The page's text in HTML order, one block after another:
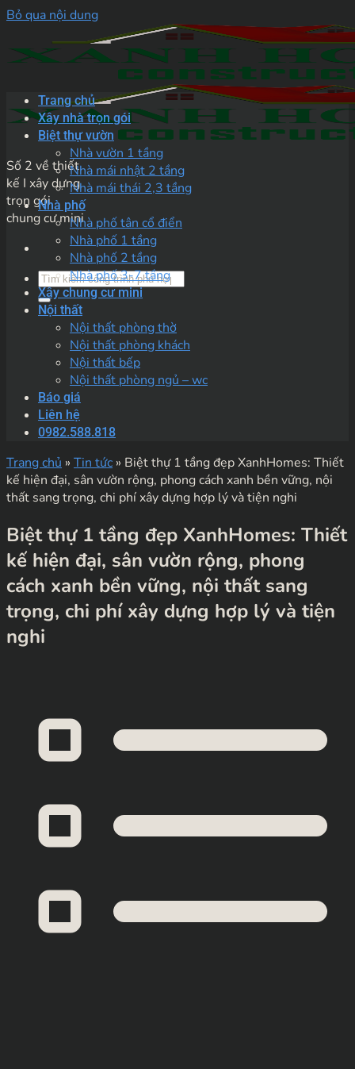
Bỏ qua nội dung
Số 2 về thiết
kế I xây dựng
trọn gói
chung cư mini
Trang chủ
Xây nhà trọn gói
Biệt thự vườn
Nhà vườn 1 tầng
Nhà mái nhật 2 tầng
Nhà mái thái 2,3 tầng
Nhà phố
Nhà phố tân cổ điển
Nhà phố 1 tầng
Nhà phố 2 tầng
Nhà phố 3-7 tầng
Xây chung cư mini
Nội thất
Nội thất phòng thờ
Nội thất phòng khách
Nội thất bếp
Nội thất phòng ngủ – wc
Báo giá
Liên hệ
0982.588.818
Trang chủ » Tin tức » Biệt thự 1 tầng đẹp XanhHomes: Thiết
kế hiện đại, sân vườn rộng, phong cách xanh bền vững, nội
thất sang trọng, chi phí xây dựng hợp lý và tiện nghi
Biệt thự 1 tầng đẹp XanhHomes: Thiết
kế hiện đại, sân vườn rộng, phong
cách xanh bền vững, nội thất sang
trọng, chi phí xây dựng hợp lý và tiện
nghi